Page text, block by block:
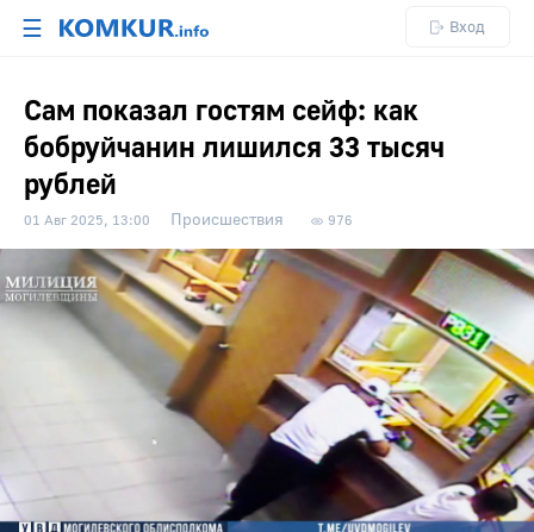
☰ Вход
Сам показал гостям сейф: как
бобруйчанин лишился 33 тысяч
рублей
01 Авг 2025, 13:00 Происшествия 976